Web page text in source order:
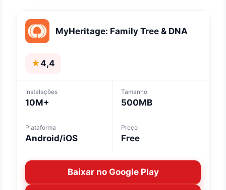
MyHeritage: Family Tree & DNA
★4,4
Instalações
10M+
Tamanho
500MB
Plataforma
Android/iOS
Preço
Free
Baixar no Google Play